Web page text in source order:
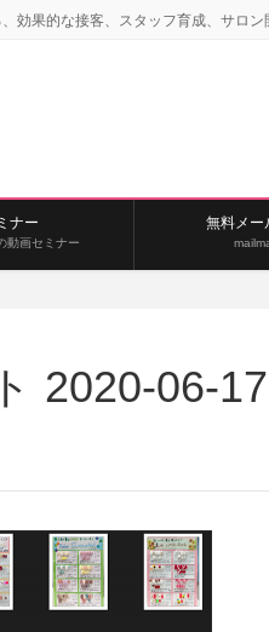
効果的な接客、スタッフ育成、サロ
ナー
動画セミナー
無料メー
2020-06-17